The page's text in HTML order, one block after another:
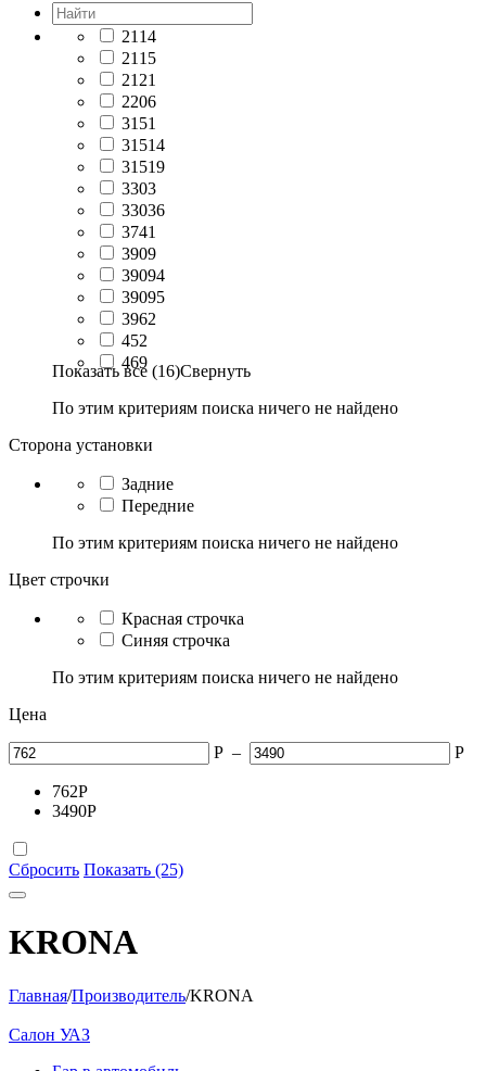
2114
2115
2121
2206
3151
31514
31519
3303
33036
3741
3909
39094
39095
3962
452
469
Показать все (16)Свернуть
По этим критериям поиска ничего не найдено
Сторона установки
Задние
Передние
По этим критериям поиска ничего не найдено
Цвет строчки
Красная строчка
Синяя строчка
По этим критериям поиска ничего не найдено
Цена
Р – Р
762Р
3490Р
Сбросить Показать (25)
KRONA
Главная/Производитель/KRONA
Салон УАЗ